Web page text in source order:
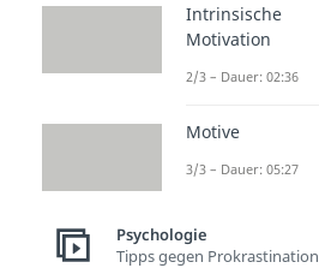
Intrinsische
Motivation
2/3 – Dauer: 02:36
Motive
3/3 – Dauer: 05:27
Psychologie
Tipps gegen Prokrastination